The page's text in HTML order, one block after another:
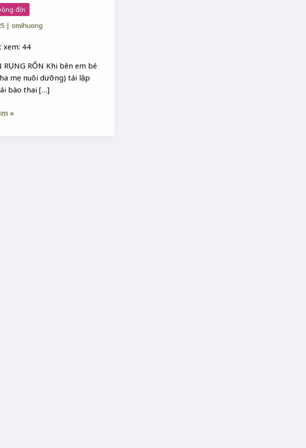
đời
|omihuong
44
RỤNG RỐN Khi bên em bé
mẹ nuôi dưỡng) tái lập
bào thai […]
»